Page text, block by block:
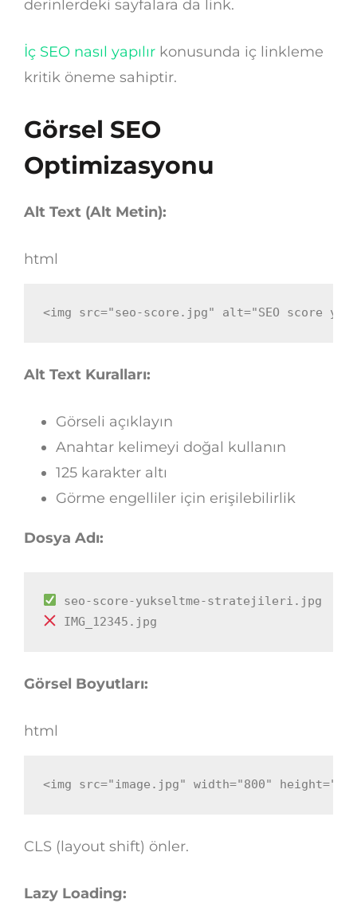
derinlerdeki sayfalara da link.
İç SEO nasıl yapılır konusunda iç linkleme
kritik öneme sahiptir.
Görsel SEO
Optimizasyonu
Alt Text (Alt Metin):
html
<img src="seo-score.jpg" alt="SEO score
Alt Text Kuralları:
Görseli açıklayın
Anahtar kelimeyi doğal kullanın
125 karakter altı
Görme engelliler için erişilebilirlik
Dosya Adı:
IMG_12345.jpg
Görsel Boyutları:
html
<img src="image.jpg" width="800" height="
CLS (layout shift) önler.
Lazy Loading: